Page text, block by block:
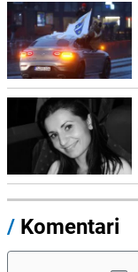
/ Komentari